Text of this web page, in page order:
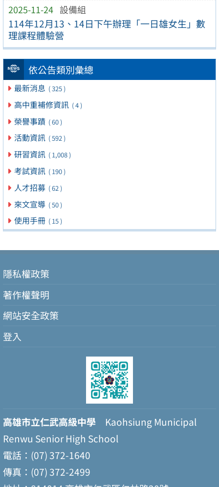
2025-11-24 設備組
114年12月13、14日下午辦理「一日雄女生」數
理課程體驗營
依公告類別彙總
最新消息 ( 325 )
高中重補修資訊 ( 4 )
榮譽事蹟 ( 60 )
活動資訊 ( 592 )
研習資訊 ( 1,008 )
考試資訊 ( 190 )
人才招募 ( 62 )
來文宣導 ( 50 )
使用手冊 ( 15 )
隱私權政策
著作權聲明
網站安全政策
登入
高雄市立仁武高級中學 Kaohsiung Municipal
Renwu Senior High School
電話：(07) 372-1640
傳真：(07) 372-2499